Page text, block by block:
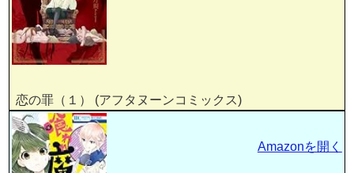
恋の罪（１） (アフタヌーンコミックス)
Amazonを開く